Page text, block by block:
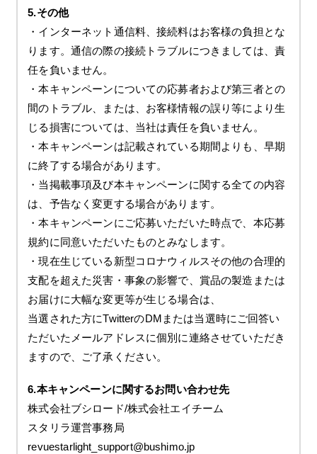
5.その他
・インターネット通信料、接続料はお客様の負担とな
ります。通信の際の接続トラブルにつきましては、責
任を負いません。
・本キャンペーンについての応募者および第三者との
間のトラブル、または、お客様情報の誤り等により生
じる損害については、当社は責任を負いません。
・本キャンペーンは記載されている期間よりも、早期
に終了する場合があります。
・当掲載事項及び本キャンペーンに関する全ての内容
は、予告なく変更する場合があります。
・本キャンペーンにご応募いただいた時点で、本応募
規約に同意いただいたものとみなします。
・現在生じている新型コロナウィルスその他の合理的
支配を超えた災害・事象の影響で、賞品の製造または
お届けに大幅な変更等が生じる場合は、
当選された方にTwitterのDMまたは当選時にご回答い
ただいたメールアドレスに個別に連絡させていただき
ますので、ご了承ください。
6.本キャンペーンに関するお問い合わせ先
株式会社ブシロード/株式会社エイチーム
スタリラ運営事務局
revuestarlight_support@bushimo.jp